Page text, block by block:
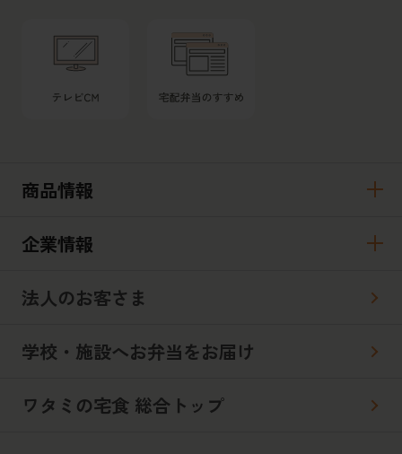
商品情報
企業情報
法人のお客さま
学校・施設へお弁当をお届け
ワタミの宅食 総合トップ